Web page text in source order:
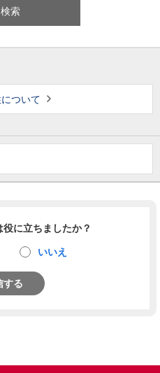
検索
ついて
に立ちましたか？
いいえ
する